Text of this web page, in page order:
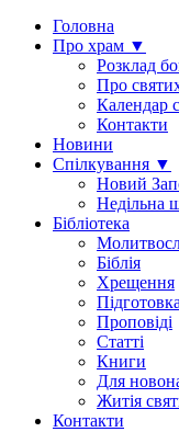
Головна
Про храм ▼
Розклад
Про
Календар
Контакти
Новини
Спілкування ▼
Новий
Недільна
Бібліотека
Біблія
Хрещення
Проповіді
Статті
Книги
Для
Житія
Контакти